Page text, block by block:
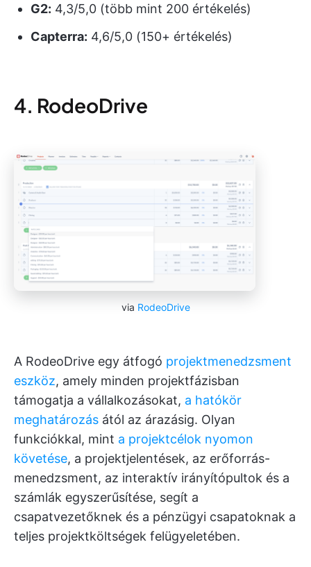
G2: 4,3/5,0 (több mint 200 értékelés)
Capterra: 4,6/5,0 (150+ értékelés)
4. RodeoDrive
via RodeoDrive
A RodeoDrive egy átfogó projektmenedzsment
eszköz, amely minden projektfázisban
támogatja a vállalkozásokat, a hatókör
meghatározás ától az árazásig. Olyan
funkciókkal, mint a projektcélok nyomon
követése, a projektjelentések, az erőforrás-
menedzsment, az interaktív irányítópultok és a
számlák egyszerűsítése, segít a
csapatvezetőknek és a pénzügyi csapatoknak a
teljes projektköltségek felügyeletében.